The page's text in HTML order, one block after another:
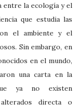
entre la ecología y el
que estudia las
el ambiente y el
Sin embargo, en
en el mundo,
una carta en la
ya no existen
directa o